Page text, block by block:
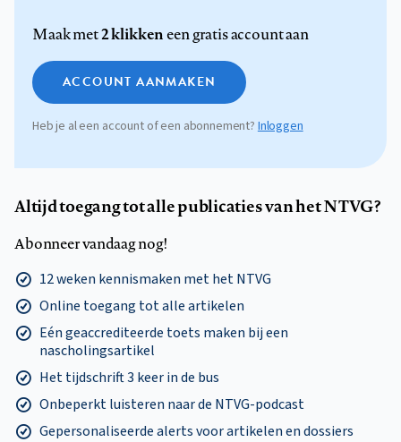
Maak met2 klikkeneen gratis account aan
ACCOUNT AANMAKEN
Heb je al een account of een abonnement? Inloggen
Altijd toegang tot alle publicaties van het NTVG?
Abonneer vandaag nog!
12 weken kennismaken met het NTVG
Online toegang tot alle artikelen
Eén geaccrediteerde toets maken bij een
nascholingsartikel
Het tijdschrift 3 keer in de bus
Onbeperkt luisteren naar de NTVG-podcast
Gepersonaliseerde alerts voor artikelen en dossiers